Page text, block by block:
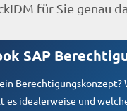
für Sie genau
SAP
Berechtigungskonzept?
es idealerweise und